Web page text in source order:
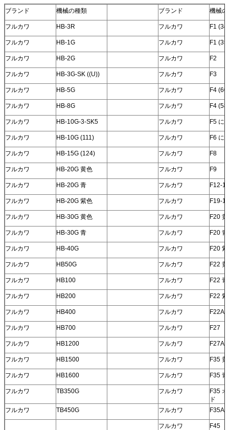
ブランド 機械の種類 ブランド 機械
フルカワ HB-3R フルカワ F1 (34)
フルカワ HB-1G フルカワ F1 (35)
フルカワ HB-2G フルカワ F2
フルカワ HB-3G-SK ((U)) フルカワ F3
フルカワ HB-5G フルカワ F4 (60)
フルカワ HB-8G フルカワ F4 (58)
フルカワ HB-10G-3-SK5 フルカワ F5 に
フルカワ HB-10G (111) フルカワ F6 に
フルカワ HB-15G (124) フルカワ F8
フルカワ HB-20G 黄色 フルカワ F9
フルカワ HB-20G 青 フルカワ F12-
フルカワ HB-20G 紫色 フルカワ F19-
フルカワ HB-30G 黄色 フルカワ F20
フルカワ HB-30G 青 フルカワ F20 青
フルカワ HB-40G フルカワ F20 紫
フルカワ HB50G フルカワ F22
フルカワ HB100 フルカワ F22 青
フルカワ HB200 フルカワ F22
フルカワ HB400 フルカワ
フルカワ HB700 フルカワ F27
フルカワ HB1200 フルカワ
フルカワ HB1500 フルカワ F35
フルカワ HB1600 フルカワ F35 青
フルカワ TB350G フルカワ
F35
ド
フルカワ
TB450G フルカワ
フルカワ F45